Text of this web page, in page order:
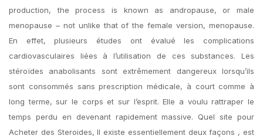
production, the process is known as andropause, or male
menopause – not unlike that of the female version, menopause.
En effet, plusieurs études ont évalué les complications
cardiovasculaires liées à l’utilisation de ces substances. Les
stéroïdes anabolisants sont extrêmement dangereux lorsqu’ils
sont consommés sans prescription médicale, à court comme à
long terme, sur le corps et sur l’esprit. Elle a voulu rattraper le
temps perdu en devenant rapidement massive. Quel site pour
Acheter des Steroides, Il existe essentiellement deux façons , est